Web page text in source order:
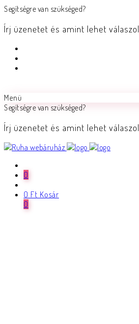
Segítségre van szükséged?
Írj üzenetet és amint lehet
Menü
Segítségre van szükséged?
Írj üzenetet és amint lehet
0
0 Ft Kosár
0